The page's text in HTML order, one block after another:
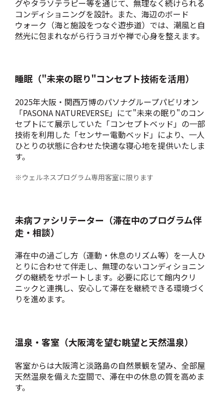
グやタラソテラピー等を通じて、無理なく続けられる
コンディショニングを設計。また、海辺のボード
ウォーク（海と施設をつなぐ遊歩道）では、潮風と自
然光に包まれながら行うヨガや禅で心身を整えます。
睡眠（"未来の眠り"コンセプト技術を活用）
2025年大阪・関西万博のパソナグループパビリオン
「PASONA NATUREVERSE」にて"未来の眠り"のコン
セプトにて展示していた「コンセプトベッド」の一部
技術を利用した「センサー電動ベッド」により、一人
ひとりの状態に合わせた快適な寝心地を提供いたしま
す。
※ウェルネスプログラム専用客室に限ります
未病ファシリテーター（滞在中のプログラム伴
走・相談）
滞在中の過ごし方（運動・休息のリズム等）を一人ひ
とりに合わせて伴走し、無理のないコンディショニン
グの継続をサポートします。必要に応じて館内クリ
ニックと連携し、安心して滞在を継続できる環境づく
りを進めます。
温泉・客室（大阪湾を望む眺望と天然温泉）
客室からは大阪湾と淡路島の自然景観を望み、全部屋
天然温泉を備えた空間で、滞在中の休息の質を高めま
す。